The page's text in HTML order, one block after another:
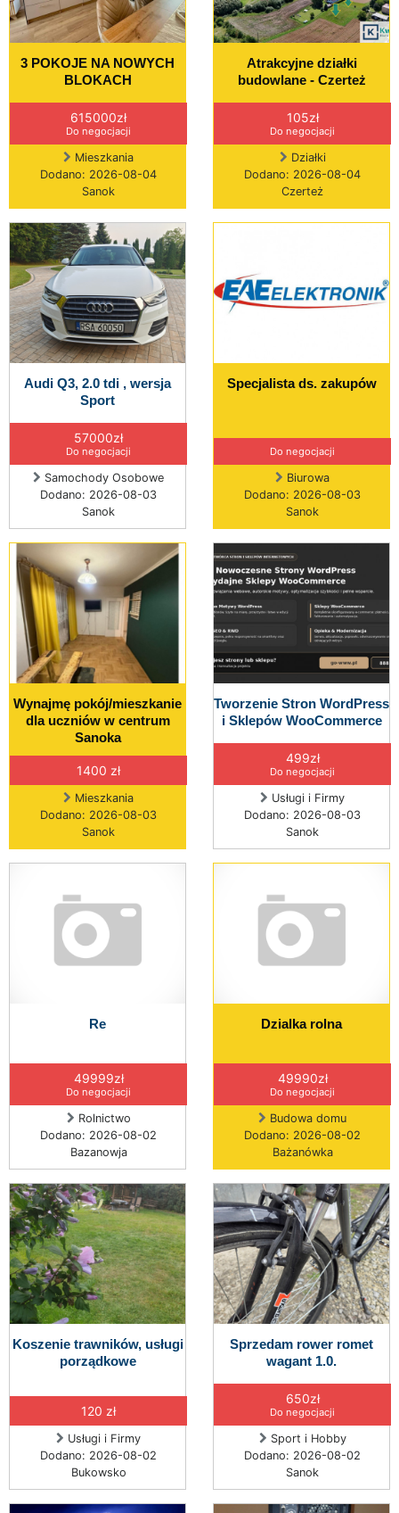
3 POKOJE NA NOWYCH
BLOKACH
615000zł
Do negocjacji
Mieszkania
Dodano: 2026-08-04
Sanok
Atrakcyjne działki
budowlane - Czerteż
105zł
Do negocjacji
Działki
Dodano: 2026-08-04
Czerteż
Audi Q3, 2.0 tdi , wersja
Sport
57000zł
Do negocjacji
Samochody Osobowe
Dodano: 2026-08-03
Sanok
Specjalista ds. zakupów
Do negocjacji
Biurowa
Dodano: 2026-08-03
Sanok
Wynajmę pokój/mieszkanie
dla uczniów w centrum
Sanoka
1400 zł
Mieszkania
Dodano: 2026-08-03
Sanok
Tworzenie Stron WordPress
i Sklepów WooCommerce
499zł
Do negocjacji
Usługi i Firmy
Dodano: 2026-08-03
Sanok
Re
49999zł
Do negocjacji
Rolnictwo
Dodano: 2026-08-02
Bazanowja
Dzialka rolna
49990zł
Do negocjacji
Budowa domu
Dodano: 2026-08-02
Bażanówka
Koszenie trawników, usługi
porządkowe
120 zł
Usługi i Firmy
Dodano: 2026-08-02
Bukowsko
Sprzedam rower romet
wagant 1.0.
650zł
Do negocjacji
Sport i Hobby
Dodano: 2026-08-02
Sanok